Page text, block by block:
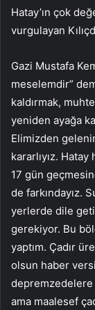
Hatay’ın çok
vurgulayan
Gazi Mustafa
meselemdir”
kaldırmak,
yeniden ayağa
Elimizden
kararlıyız. Hatay
17 gün
de farkındayız.
yerlerde dile
gerekiyor. Bu
yaptım. Çadır
olsun haber
depremzedelere
ama maalesef